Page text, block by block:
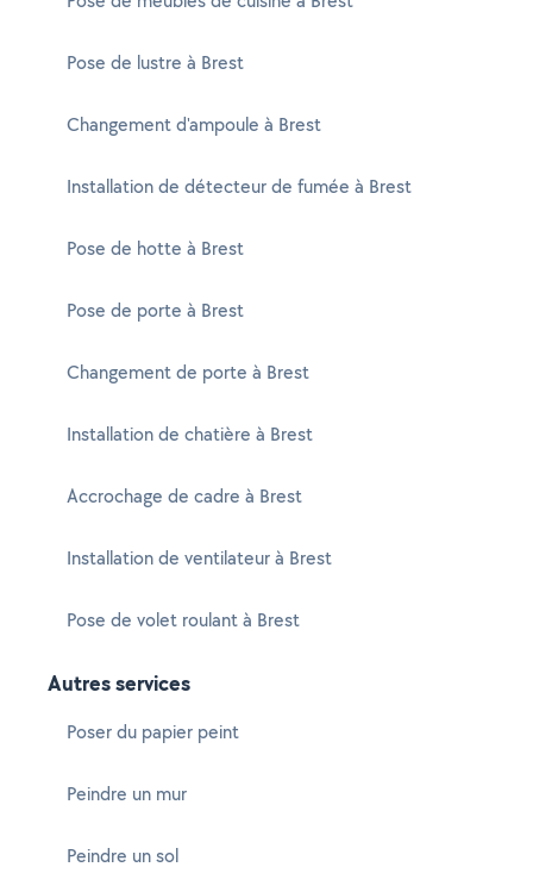
Pose de lustre à Brest
Changement d'ampoule à Brest
Installation de détecteur de fumée à Brest
Pose de hotte à Brest
Pose de porte à Brest
Changement de porte à Brest
Installation de chatière à Brest
Accrochage de cadre à Brest
Installation de ventilateur à Brest
Pose de volet roulant à Brest
Autres services
Poser du papier peint
Peindre un mur
Peindre un sol